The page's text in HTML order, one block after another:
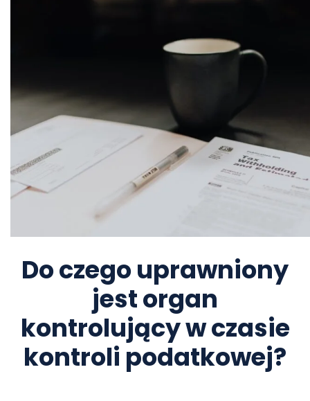
Do czego uprawniony
jest organ
kontrolujący w czasie
kontroli podatkowej?